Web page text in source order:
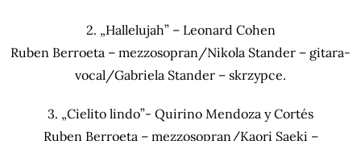
2. „Hallelujah” – Leonard Cohen
Ruben Berroeta – mezzosopran/Nikola Stander – gitara-
vocal/Gabriela Stander – skrzypce.
3. „Cielito lindo”- Quirino Mendoza y Cortés
Ruben Berroeta – mezzosopran/Kaori Saeki –